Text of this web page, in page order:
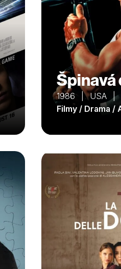
Špinavá
1986 | USA |
Filmy / Drama /